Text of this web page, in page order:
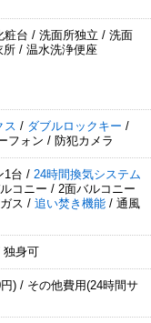
粧台 / 洗面所独立 / 洗面
/ 温水洗浄便座
ス / ダブルロックキー /
フォン / 防犯カメラ
1台 / 24時間換気システム
コニー / 2面バルコニー
ス / 追い焚き機能 / 通風
独身可
) / その他費用(24時間サ